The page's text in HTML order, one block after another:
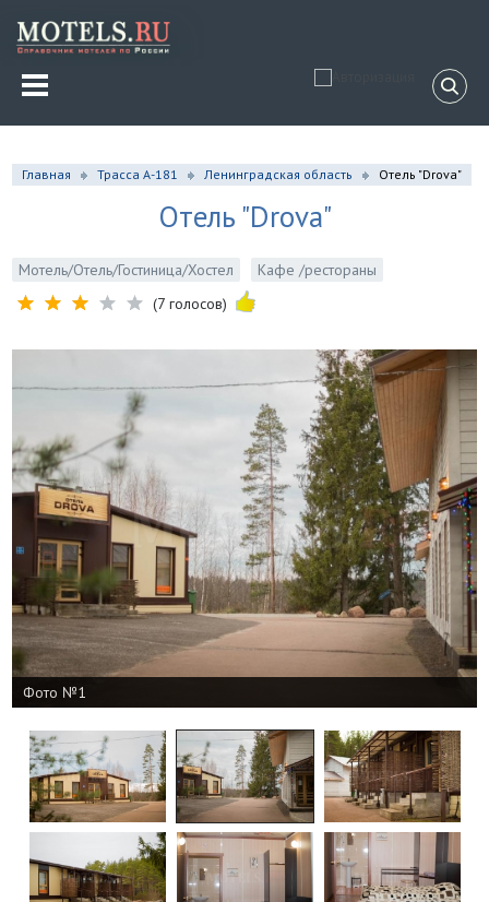
Главная Трасса А-181 Ленинградская область Отель "Drova"
Отель "Drova"
Мотель/Отель/Гостиница/Хостел
Кафе /рестораны
(7 голосов)
Фото №1